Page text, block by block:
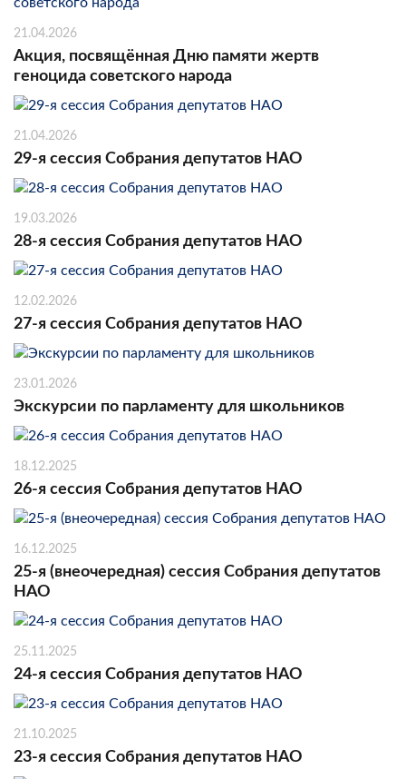
21.04.2026
Акция, посвящённая Дню памяти жертв
геноцида советского народа
21.04.2026
29-я сессия Собрания депутатов НАО
19.03.2026
28-я сессия Собрания депутатов НАО
12.02.2026
27-я сессия Собрания депутатов НАО
23.01.2026
Экскурсии по парламенту для школьников
18.12.2025
26-я сессия Собрания депутатов НАО
16.12.2025
25-я (внеочередная) сессия Собрания депутатов
НАО
25.11.2025
24-я сессия Собрания депутатов НАО
21.10.2025
23-я сессия Собрания депутатов НАО